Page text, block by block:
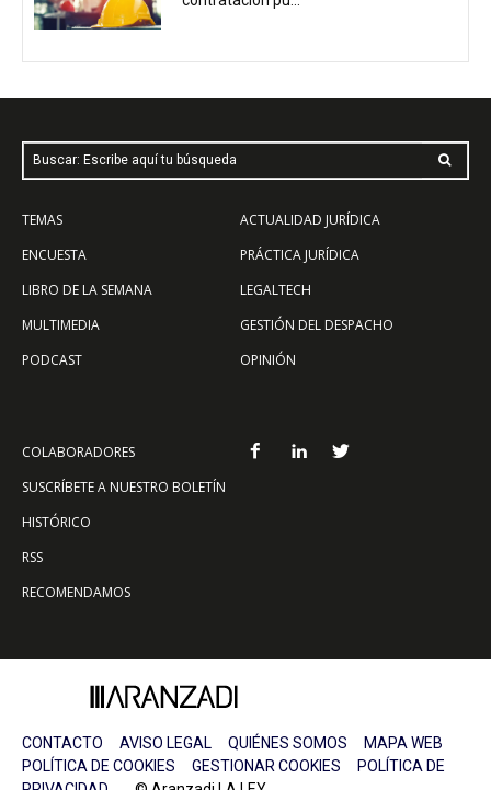
Buscar: Escribe aquí tu búsqueda
TEMAS
ENCUESTA
LIBRO DE LA SEMANA
MULTIMEDIA
PODCAST
ACTUALIDAD JURÍDICA
PRÁCTICA JURÍDICA
LEGALTECH
GESTIÓN DEL DESPACHO
OPINIÓN
COLABORADORES
SUSCRÍBETE A NUESTRO BOLETÍN
HISTÓRICO
RSS
RECOMENDAMOS
CONTACTO AVISO LEGAL QUIÉNES SOMOS
MAPA WEB
POLÍTICA DE COOKIES
GESTIONAR COOKIES
POLÍTICA DE